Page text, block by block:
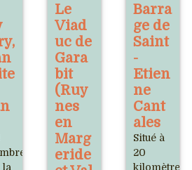
la
Le
Viad
uc de
Gara
bit
(Ruy
nes
en
Marg
eride
Barra
ge de
Saint
-
Etien
ne
Cant
ales
Situé à
20
kilomètres